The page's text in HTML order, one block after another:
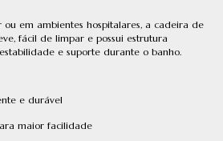
em ambientes hospitalares, a cadeira de
fácil de limpar e possui estrutura
e suporte durante o banho.
e durável
maior facilidade